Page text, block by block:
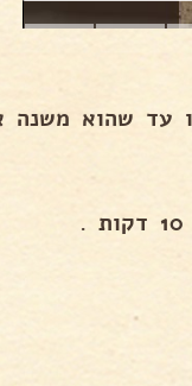
עד שהוא משנה